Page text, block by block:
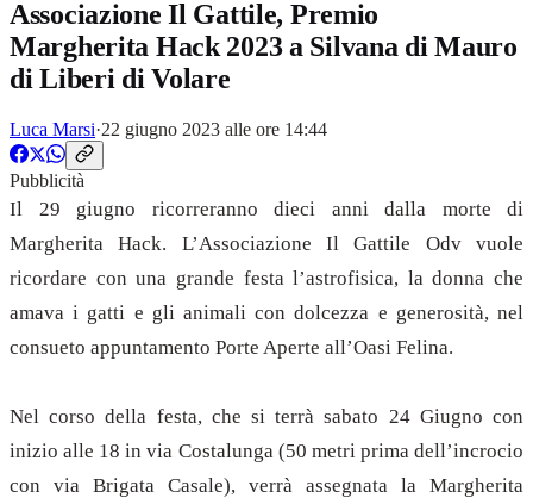
Associazione Il Gattile, Premio
Margherita Hack 2023 a Silvana di Mauro
di Liberi di Volare
Luca Marsi·22 giugno 2023 alle ore 14:44
Pubblicità
Il 29 giugno ricorreranno dieci anni dalla morte di
Margherita Hack. L’Associazione Il Gattile Odv vuole
ricordare con una grande festa l’astrofisica, la donna che
amava i gatti e gli animali con dolcezza e generosità, nel
consueto appuntamento Porte Aperte all’Oasi Felina.
Nel corso della festa, che si terrà sabato 24 Giugno con
inizio alle 18 in via Costalunga (50 metri prima dell’incrocio
con via Brigata Casale), verrà assegnata la Margherita